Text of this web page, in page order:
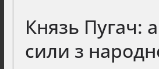
Князь Пугач:
сили з